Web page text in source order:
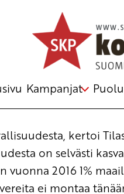
Kampanjat
kertoi
on selvästi
2016 1%
ei montaa